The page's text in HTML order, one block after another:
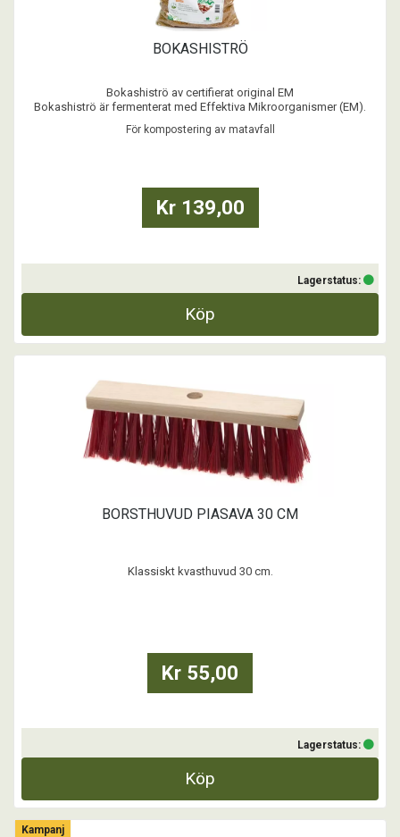
BOKASHISTRÖ
Bokashiströ av certifierat original EM
Bokashiströ är fermenterat med Effektiva Mikroorganismer (EM).
jordförbättring i trädgården, revitalisering av äldre buskar & träd samt
För kompostering av matavfall
Kr 139,00
Lagerstatus:
Köp
BORSTHUVUD PIASAVA 30 CM
Klassiskt kvasthuvud 30 cm.
Kr 55,00
Lagerstatus:
Köp
Kampanj